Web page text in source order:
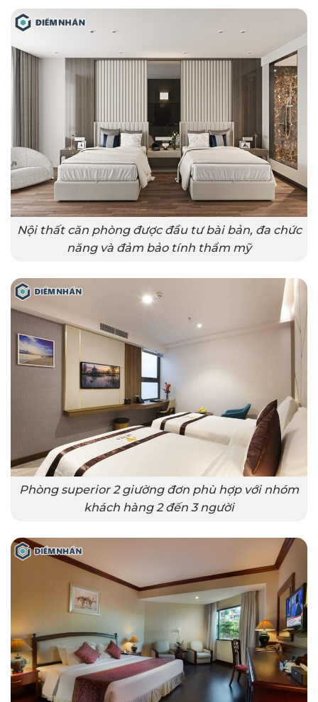
Nội thất căn phòng được đầu tư bài bản, đa chức
năng và đảm bảo tính thẩm mỹ
Phòng superior 2 giường đơn phù hợp với nhóm
khách hàng 2 đến 3 người